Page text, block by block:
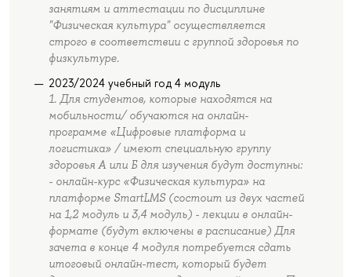
занятиям и аттестации по дисциплине
"Физическая культура" осуществляется
строго в соответствии с группой здоровья по
физкультуре.
2023/2024 учебный год 4 модуль
1. Для студентов, которые находятся на
мобильности/ обучаются на онлайн-
программе «Цифровые платформа и
логистика» / имеют специальную группу
здоровья А или Б для изучения будут доступны:
- онлайн-курс «Физическая культура» на
платформе SmartLMS (состоит из двух частей
на 1,2 модуль и 3,4 модуль) - лекции в онлайн-
формате (будут включены в расписание) Для
зачета в конце 4 модуля потребуется сдать
итоговый онлайн-тест, который будет